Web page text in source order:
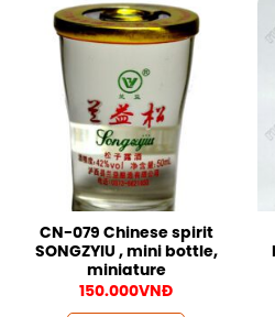
CN-079 Chinese spirit
SONGZYIU , mini bottle,
miniature
150.000VNĐ